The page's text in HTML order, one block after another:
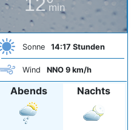
min
Sonne 14:17 Stunden
Wind NNO 9 km/h
Abends Nachts